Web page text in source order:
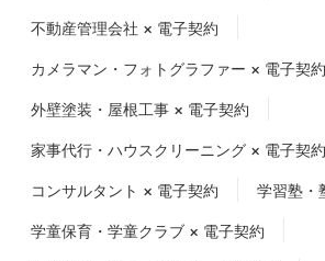
不動産管理会社 × 電子契約
カメラマン・フォトグラファー × 電子契約
外壁塗装・屋根工事 × 電子契約
家事代行・ハウスクリーニング × 電子契約
コンサルタント × 電子契約 学習塾・
学童保育・学童クラブ × 電子契約